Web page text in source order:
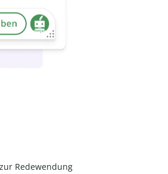
Redewendung